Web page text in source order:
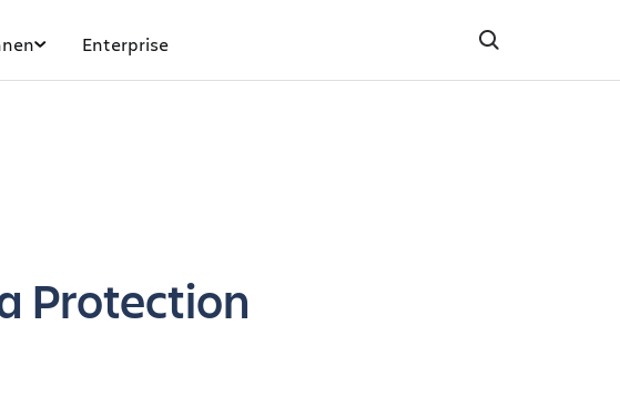
Enterprise
Protection